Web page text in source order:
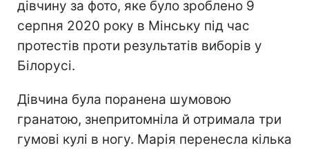
дівчину за фото, яке було зроблено 9
серпня 2020 року в Мінську під час
протестів проти результатів виборів у
Білорусі.
Дівчина була поранена шумовою
гранатою, знепритомніла й отримала три
гумові кулі в ногу. Марія перенесла кілька